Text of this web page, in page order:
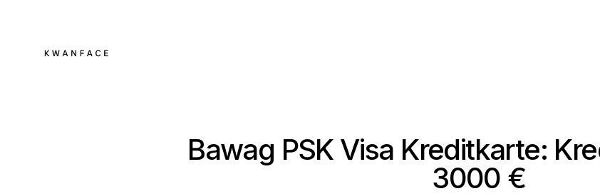
Bawag PSK Visa Kreditkarte:
3000 €